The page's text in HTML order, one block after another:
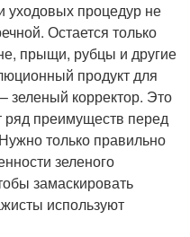
уходовых процедур не
Остается только
прыщи, рубцы и другие
продукт для
зеленый корректор. Это
ряд преимуществ перед
только правильно
зеленого
замаскировать
используют